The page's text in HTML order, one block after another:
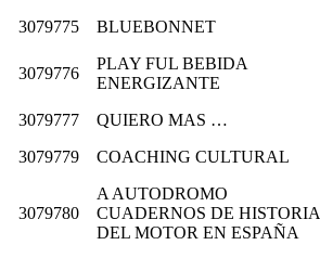
3079775
BLUEBONNET
3079776
PLAY FUL BEBIDA
ENERGIZANTE
3079777 QUIERO MAS …
3079779
COACHING CULTURAL
3079780
A AUTODROMO
CUADERNOS DE HISTORIA
DEL MOTOR EN ESPAÑA